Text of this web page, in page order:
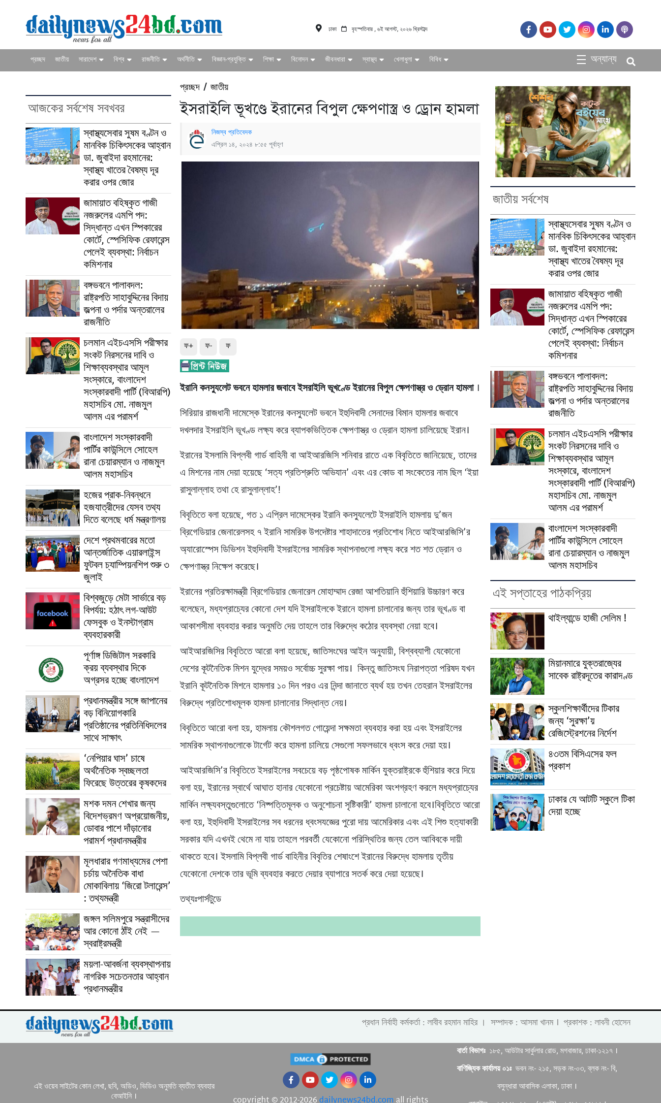
ঢাকা বৃহস্পতিবার , ৬ই আগস্ট, ২০২৬ খ্রিস্টাব্দ
প্রচ্ছদ জাতীয় সারাদেশ বিশ্ব রাজনীতি অর্থনীতি বিজ্ঞান-প্রযুক্তি শিক্ষা বিনোদন জীবনধারা স্বাস্থ্য খেলাধুলা বিবিধ অন্যান্য
আজকের সর্বশেষ সবখবর
স্বাস্থ্যসেবার সুষম বণ্টন ও
মানবিক চিকিৎসকের আহ্বান
ডা. জুবাইদা রহমানের:
স্বাস্থ্য খাতের বৈষম্য দূর
করার ওপর জোর
জামায়াত বহিষ্কৃত গাজী
নজরুলের এমপি পদ:
সিদ্ধান্ত এখন স্পিকারের
কোর্টে, স্পেসিফিক রেফারেন্স
পেলেই ব্যবস্থা: নির্বাচন
কমিশনার
বঙ্গভবনে পালাবদল:
রাষ্ট্রপতি সাহাবুদ্দিনের বিদায়
জল্পনা ও পর্দার অন্তরালের
রাজনীতি
চলমান এইচএসসি পরীক্ষার
সংকট নিরসনের দাবি ও
শিক্ষাব্যবস্থার আমূল
সংস্কারে, বাংলাদেশ
সংস্কারবাদী পার্টি (বিআরপি)
মহাসচিব মো. নাজমুল
আলম এর পরামর্শ
বাংলাদেশ সংস্কারবাদী
পার্টির কাউন্সিলে সোহেল
রানা চেয়ারম্যান ও নাজমুল
আলম মহাসচিব
হজের প্রাক-নিবন্ধনে
হজযাত্রীদের যেসব তথ্য
দিতে বলেছে ধর্ম মন্ত্রণালয়
দেশে প্রথমবারের মতো
আন্তর্জাতিক এয়ারলাইন্স
ফুটবল চ্যাম্পিয়নশিপ শুরু ৩
জুলাই
বিশ্বজুড়ে মেটা সার্ভারে বড়
বিপর্যয়: হঠাৎ লগ-আউট
ফেসবুক ও ইনস্টাগ্রাম
ব্যবহারকারী
পূর্ণাঙ্গ ডিজিটাল সরকারি
ক্রয় ব্যবস্থার দিকে
অগ্রসর হচ্ছে বাংলাদেশ
প্রধানমন্ত্রীর সঙ্গে জাপানের
বড় বিনিয়োগকারি
প্রতিষ্ঠানের প্রতিনিধিদলের
সাথে সাক্ষাৎ
‘নেপিয়ার ঘাস’ চাষে
অর্থনৈতিক স্বচ্ছলতা
ফিরেছে উত্তরের কৃষকদের
মশক দমন শেখার জন্য
বিদেশভ্রমণ অপ্রয়োজনীয়,
ডোবার পাশে দাঁড়ানোর
পরামর্শ প্রধানমন্ত্রীর
মূলধারার গণমাধ্যমের পেশা
চর্চায় অনৈতিক বাধা
মোকাবিলায় ‘জিরো টলারেন্স’
: তথ্যমন্ত্রী
জঙ্গল সলিমপুরে সন্ত্রাসীদের
আর কোনো ঠাঁই নেই —
স্বরাষ্ট্রমন্ত্রী
ময়লা-আবর্জনা ব্যবস্থাপনায়
নাগরিক সচেতনতার আহ্বান
প্রধানমন্ত্রীর
প্রচ্ছদ/জাতীয়
ইসরাইলি ভূখণ্ডে ইরানের বিপুল ক্ষেপণাস্ত্র ও ড্রোন হামলা
নিজস্ব প্রতিবেদক
এপ্রিল ১৪, ২০২৪ ৮:৫৫ পূর্বাহ্ণ
ফ+ ফ- ফ
ইরানি কনস্যুলেট ভবনে হামলার জবাবে ইসরাইলি ভূখণ্ডে ইরানের বিপুল ক্ষেপণাস্ত্র ও ড্রোন হামলা।
সিরিয়ার রাজধানী দামেস্কে ইরানের কনস্যুলেট ভবনে ইহুদিবাদী সেনাদের বিমান হামলার জবাবে
দখলদার ইসরাইলি ভূখণ্ড লক্ষ্য করে ব্যাপকভিত্তিক ক্ষেপণাস্ত্র ও ড্রোন হামলা চালিয়েছে ইরান।
ইরানের ইসলামি বিপ্লবী গার্ড বাহিনী বা আইআরজিসি শনিবার রাতে এক বিবৃতিতে জানিয়েছে, তাদের
এ মিশনের নাম দেয়া হয়েছে ‘সত্য প্রতিশ্রুতি অভিযান’ এবং এর কোড বা সংকেতের নাম ছিল ‘ইয়া
রাসুলাল্লাহ তথা হে রাসুলাল্লাহ’!
বিবৃতিতে বলা হয়েছে, গত ১ এপ্রিল দামেস্কের ইরানি কনস্যুলেটে ইসরাইলি হামলায় দু’জন
ব্রিগেডিয়ার জেনারেলসহ ৭ ইরানি সামরিক উপদেষ্টার শাহাদাতের প্রতিশোধ নিতে আইআরজিসি’র
অ্যারোস্পেস ডিভিশন ইহুদিবাদী ইসরাইলের সামরিক স্থাপনাগুলো লক্ষ্য করে শত শত ড্রোন ও
ক্ষেপণাস্ত্র নিক্ষেপ করেছে।
ইরানের প্রতিরক্ষামন্ত্রী ব্রিগেডিয়ার জেনারেল মোহাম্মাদ রেজা আশতিয়ানি হুঁশিয়ারি উচ্চারণ করে
বলেছেন, মধ্যপ্রাচ্যের কোনো দেশ যদি ইসরাইলকে ইরানে হামলা চালানোর জন্য তার ভূখণ্ড বা
আকাশসীমা ব্যবহার করার অনুমতি দেয় তাহলে তার বিরুদ্ধে কঠোর ব্যবস্থা নেয়া হবে।
আইআরজিসির বিবৃতিতে আরো বলা হয়েছে, জাতিসংঘের আইন অনুযায়ী, বিশ্বব্যাপী যেকোনো
দেশের কূটনৈতিক মিশন যুদ্ধের সময়ও সর্বোচ্চ সুরক্ষা পায়। কিন্তু জাতিসংঘ নিরাপত্তা পরিষদ যখন
ইরানি কূটনৈতিক মিশনে হামলার ১০ দিন পরও এর নিন্দা জানাতে ব্যর্থ হয় তখন তেহরান ইসরাইলের
বিরুদ্ধে প্রতিশোধমূলক হামলা চালানোর সিদ্ধান্ত নেয়।
বিবৃতিতে আরো বলা হয়, হামলায় কৌশলগত গোয়েন্দা সক্ষমতা ব্যবহার করা হয় এবং ইসরাইলের
সামরিক স্থাপনাগুলোকে টার্গেট করে হামলা চালিয়ে সেগুলো সফলভাবে ধ্বংস করে দেয়া হয়।
আইআরজিসি’র বিবৃতিতে ইসরাইলের সবচেয়ে বড় পৃষ্ঠপোষক মার্কিন যুক্তরাষ্ট্রকে হুঁশিয়ার করে দিয়ে
বলা হয়, ইরানের স্বার্থে আঘাত হানার যেকোনো প্রচেষ্টায় আমেরিকা অংশগ্রহণ করলে মধ্যপ্রাচ্যের
মার্কিন লক্ষ্যবস্তুগুলোতে ‘নিষ্পত্তিমূলক ও অনুশোচনা সৃষ্টিকারী’ হামলা চালানো হবে।বিবৃতিতে আরো
বলা হয়, ইহুদিবাদী ইসরাইলের সব ধরনের ধ্বংসযজ্ঞের পুরো দায় আমেরিকার এবং এই শিশু হত্যাকারী
সরকার যদি এখনই থেমে না যায় তাহলে পরবর্তী যেকোনো পরিস্থিতির জন্য তেল আবিবকে দায়ী
থাকতে হবে। ইসলামি বিপ্লবী গার্ড বাহিনীর বিবৃতির শেষাংশে ইরানের বিরুদ্ধে হামলায় তৃতীয়
যেকোনো দেশকে তার ভূমি ব্যবহার করতে দেয়ার ব্যাপারে সতর্ক করে দেয়া হয়েছে।
তথ্যঃপার্সটুডে
জাতীয় সর্বশেষ
স্বাস্থ্যসেবার সুষম বণ্টন ও
মানবিক চিকিৎসকের আহ্বান
ডা. জুবাইদা রহমানের:
স্বাস্থ্য খাতের বৈষম্য দূর
করার ওপর জোর
জামায়াত বহিষ্কৃত গাজী
নজরুলের এমপি পদ:
সিদ্ধান্ত এখন স্পিকারের
কোর্টে, স্পেসিফিক রেফারেন্স
পেলেই ব্যবস্থা: নির্বাচন
কমিশনার
বঙ্গভবনে পালাবদল:
রাষ্ট্রপতি সাহাবুদ্দিনের বিদায়
জল্পনা ও পর্দার অন্তরালের
রাজনীতি
চলমান এইচএসসি পরীক্ষার
সংকট নিরসনের দাবি ও
শিক্ষাব্যবস্থার আমূল
সংস্কারে, বাংলাদেশ
সংস্কারবাদী পার্টি (বিআরপি)
মহাসচিব মো. নাজমুল
আলম এর পরামর্শ
বাংলাদেশ সংস্কারবাদী
পার্টির কাউন্সিলে সোহেল
রানা চেয়ারম্যান ও নাজমুল
আলম মহাসচিব
এই সপ্তাহের পাঠকপ্রিয়
থাইল্যান্ডে হাজী সেলিম !
মিয়ানমারে যুক্তরাজ্যের
সাবেক রাষ্ট্রদূতের কারাদণ্ড
স্কুলশিক্ষার্থীদের টিকার
জন্য ‘সুরক্ষা’য়
রেজিস্ট্রেশনের নির্দেশ
৪৩তম বিসিএসের ফল
প্রকাশ
ঢাকার যে আটটি স্কুলে টিকা
দেয়া হচ্ছে
প্রধান নির্বাহী কর্মকর্তা : লাবীব রহমান মাহির । সম্পাদক : আসমা খানম । প্রকাশক : লাবনী হোসেন
এই ওয়েব সাইটের কোন লেখা, ছবি, অডিও, ভিডিও অনুমতি ব্যতীত ব্যবহার
বেআইনি ।
বার্তা বিভাগঃ১৮৫, আউটার সার্কুলার রোড, মগবাজার, ঢাকা-১২১৭ ।
বাণিজ্যিক কার্যালয় ০১ঃভবন নং- ২১৫, সড়ক নং-০৩, ব্লক নং- বি,
বসুন্ধারা আবাসিক এলাকা, ঢাকা ।